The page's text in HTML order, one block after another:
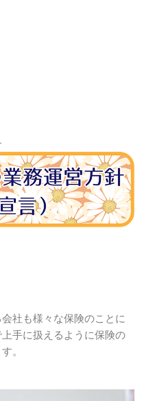
社も様々な保険のことに
手に扱えるように保険の
。